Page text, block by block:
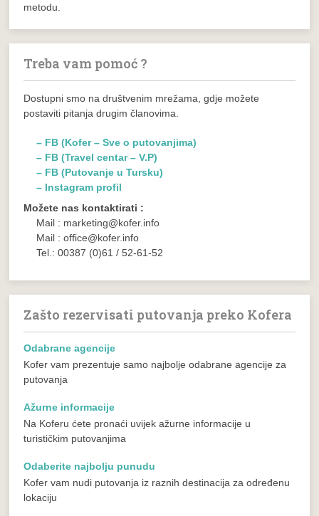
metodu.
Treba vam pomoć ?
Dostupni smo na društvenim mrežama, gdje možete
postaviti pitanja drugim članovima.
– FB (Kofer – Sve o putovanjima)
– FB (Travel centar – V.P)
– FB (Putovanje u Tursku)
– Instagram profil
Možete nas kontaktirati :
Mail : marketing@kofer.info
Mail : office@kofer.info
Tel.: 00387 (0)61 / 52-61-52
Zašto rezervisati putovanja preko Kofera
Odabrane agencije
Kofer vam prezentuje samo najbolje odabrane agencije za
putovanja
Ažurne informacije
Na Koferu ćete pronaći uvijek ažurne informacije u
turističkim putovanjima
Odaberite najbolju punudu
Kofer vam nudi putovanja iz raznih destinacija za određenu
lokaciju